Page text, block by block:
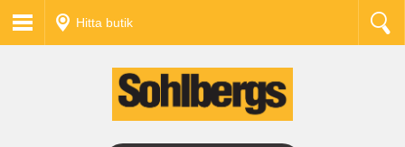
Hitta butik